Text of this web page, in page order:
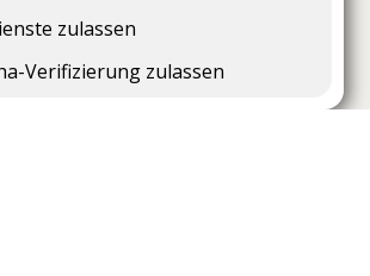
zulassen
Verifizierung zulassen